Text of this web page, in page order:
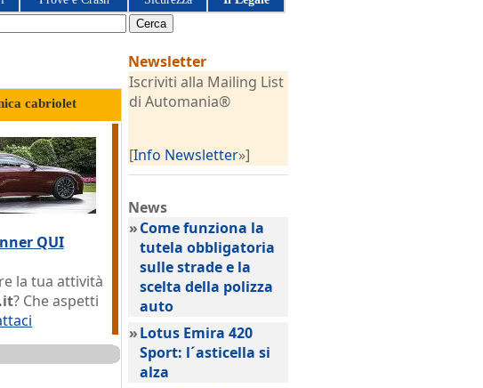
cabriolet
QUI
la tua attività
? Che aspetti
Newsletter
Iscriviti alla Mailing List
di Automania®
[Info Newsletter»]
News
»Come funziona la
tutela obbligatoria
sulle strade e la
scelta della polizza
auto
»Lotus Emira 420
Sport: l´asticella si
alza